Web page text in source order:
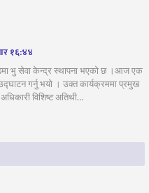
१६:४४
भु सेवा केन्द्र स्थापना भएको छ ।आज एक
गर्नु भयो । उक्त कार्यक्रममा प्रमुख
विशिष्ट अतिथी…